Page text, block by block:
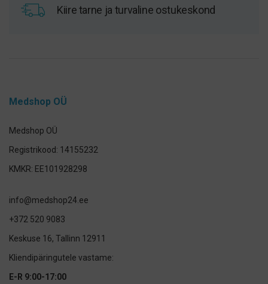
Kiire tarne ja turvaline ostukeskond
Medshop OÜ
Medshop OÜ
Registrikood: 14155232
KMKR: EE101928298
info@medshop24.ee
+372 520 9083
Keskuse 16, Tallinn 12911
Kliendipäringutele vastame:
E-R 9:00-17:00